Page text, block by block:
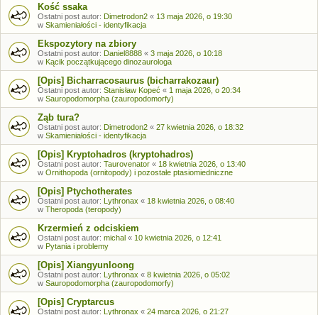
Kość ssaka
Ostatni post autor: Dimetrodon2 « 13 maja 2026, o 19:30
w Skamieniałości - identyfikacja
Ekspozytory na zbiory
Ostatni post autor: Daniel8888 « 3 maja 2026, o 10:18
w Kącik początkującego dinozaurologa
[Opis] Bicharracosaurus (bicharrakozaur)
Ostatni post autor: Stanisław Kopeć « 1 maja 2026, o 20:34
w Sauropodomorpha (zauropodomorfy)
Ząb tura?
Ostatni post autor: Dimetrodon2 « 27 kwietnia 2026, o 18:32
w Skamieniałości - identyfikacja
[Opis] Kryptohadros (kryptohadros)
Ostatni post autor: Taurovenator « 18 kwietnia 2026, o 13:40
w Ornithopoda (ornitopody) i pozostałe ptasiomiedniczne
[Opis] Ptychotherates
Ostatni post autor: Lythronax « 18 kwietnia 2026, o 08:40
w Theropoda (teropody)
Krzermień z odciskiem
Ostatni post autor: michal « 10 kwietnia 2026, o 12:41
w Pytania i problemy
[Opis] Xiangyunloong
Ostatni post autor: Lythronax « 8 kwietnia 2026, o 05:02
w Sauropodomorpha (zauropodomorfy)
[Opis] Cryptarcus
Ostatni post autor: Lythronax « 24 marca 2026, o 21:27